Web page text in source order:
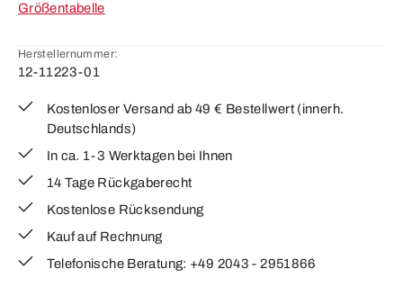
Größentabelle
Herstellernummer:
12-11223-01
Kostenloser Versand ab 49 € Bestellwert (innerh.
Deutschlands)
In ca. 1-3 Werktagen bei Ihnen
14 Tage Rückgaberecht
Kostenlose Rücksendung
Kauf auf Rechnung
Telefonische Beratung: +49 2043 - 2951866